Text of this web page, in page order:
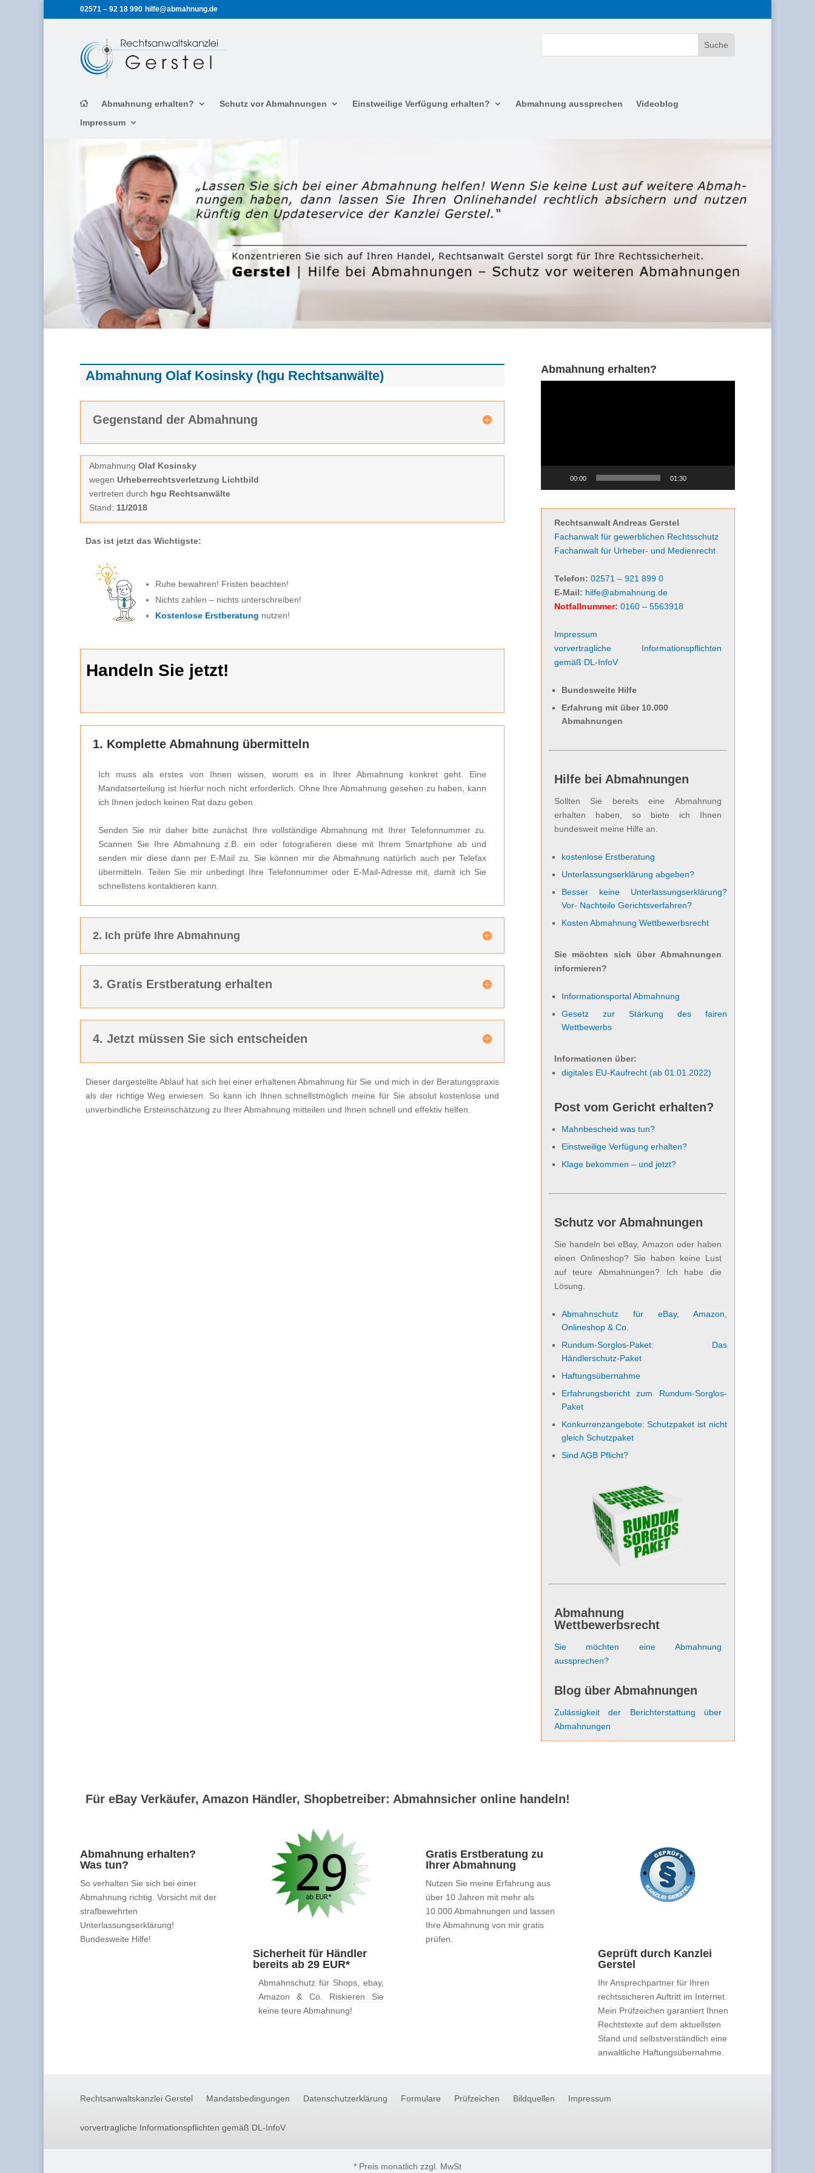
02571 – 92 18 990 hilfe@abmahnung.de
Abmahnung erhalten? Schutz vor Abmahnungen Einstweilige Verfügung erhalten? Abmahnung aussprechen
Videoblog
Impressum
Abmahnung Olaf Kosinsky (hgu Rechtsanwälte)
Gegenstand der Abmahnung
Abmahnung Olaf Kosinsky
wegen Urheberrechtsverletzung Lichtbild
vertreten durch hgu Rechtsanwälte
Stand: 11/2018
Das ist jetzt das Wichtigste:
Ruhe bewahren! Fristen beachten!
Nichts zahlen – nichts unterschreiben!
Kostenlose Erstberatung nutzen!
Handeln Sie jetzt!
1. Komplette Abmahnung übermitteln
Ich muss als erstes von Ihnen wissen, worum es in Ihrer Abmahnung konkret geht. Eine
Mandatserteilung ist hierfür noch nicht erforderlich. Ohne Ihre Abmahnung gesehen zu haben, kann
ich Ihnen jedoch keinen Rat dazu geben.
Senden Sie mir daher bitte zunächst Ihre vollständige Abmahnung mit Ihrer Telefonnummer zu.
Scannen Sie Ihre Abmahnung z.B. ein oder fotografieren diese mit Ihrem Smartphone ab und
senden mir diese dann per E-Mail zu. Sie können mir die Abmahnung natürlich auch per Telefax
übermitteln. Teilen Sie mir unbedingt Ihre Telefonnummer oder E-Mail-Adresse mit, damit ich Sie
schnellstens kontaktieren kann.
2. Ich prüfe Ihre Abmahnung
3. Gratis Erstberatung erhalten
4. Jetzt müssen Sie sich entscheiden
Dieser dargestellte Ablauf hat sich bei einer erhaltenen Abmahnung für Sie und mich in der Beratungspraxis
als der richtige Weg erwiesen. So kann ich Ihnen schnellstmöglich meine für Sie absolut kostenlose und
unverbindliche Ersteinschätzung zu Ihrer Abmahnung mitteilen und Ihnen schnell und effektiv helfen.
Abmahnung erhalten?
00:00 01:30
Rechtsanwalt Andreas Gerstel
Fachanwalt für gewerblichen Rechtsschutz
Fachanwalt für Urheber- und Medienrecht
Telefon: 02571 – 921 899 0
E-Mail: hilfe@abmahnung.de
Notfallnummer: 0160 – 5563918
Impressum
vorvertragliche Informationspflichten
gemäß DL-InfoV
Bundesweite Hilfe
Erfahrung mit über 10.000
Abmahnungen
Hilfe bei Abmahnungen
Sollten Sie bereits eine Abmahnung
erhalten haben, so biete ich Ihnen
bundesweit meine Hilfe an.
kostenlose Erstberatung
Unterlassungserklärung abgeben?
Besser keine Unterlassungserklärung?
Vor- Nachteile Gerichtsverfahren?
Kosten Abmahnung Wettbewerbsrecht
Sie möchten sich über Abmahnungen
informieren?
Informationsportal Abmahnung
Gesetz zur Stärkung des fairen
Wettbewerbs
Informationen über:
digitales EU-Kaufrecht (ab 01.01.2022)
Post vom Gericht erhalten?
Mahnbescheid was tun?
Einstweilige Verfügung erhalten?
Klage bekommen – und jetzt?
Schutz vor Abmahnungen
Sie handeln bei eBay, Amazon oder haben
einen Onlineshop? Sie haben keine Lust
auf teure Abmahnungen? Ich habe die
Lösung.
Abmahnschutz für eBay, Amazon,
Onlineshop & Co.
Rundum-Sorglos-Paket: Das
Händlerschutz-Paket
Haftungsübernahme
Erfahrungsbericht zum Rundum-Sorglos-
Paket
Konkurrenzangebote: Schutzpaket ist nicht
gleich Schutzpaket
Sind AGB Pflicht?
Abmahnung
Wettbewerbsrecht
Sie möchten eine Abmahnung
aussprechen?
Blog über Abmahnungen
Zulässigkeit der Berichterstattung über
Abmahnungen
Für eBay Verkäufer, Amazon Händler, Shopbetreiber: Abmahnsicher online handeln!
Abmahnung erhalten?
Was tun?
So verhalten Sie sich bei einer
Abmahnung richtig. Vorsicht mit der
strafbewehrten
Unterlassungserklärung!
Bundesweite Hilfe!
Sicherheit für Händler
bereits ab 29 EUR*
Abmahnschutz für Shops, ebay,
Amazon & Co. Riskieren Sie
keine teure Abmahnung!
Gratis Erstberatung zu
Ihrer Abmahnung
Nutzen Sie meine Erfahrung aus
über 10 Jahren mit mehr als
10.000 Abmahnungen und lassen
Ihre Abmahnung von mir gratis
prüfen.
Geprüft durch Kanzlei
Gerstel
Ihr Ansprechpartner für Ihren
rechtssicheren Auftritt im Internet.
Mein Prüfzeichen garantiert Ihnen
Rechtstexte auf dem aktuellsten
Stand und selbstverständlich eine
anwaltliche Haftungsübernahme.
Rechtsanwaltskanzlei Gerstel Mandatsbedingungen Datenschutzerklärung Formulare Prüfzeichen Bildquellen Impressum
vorvertragliche Informationspflichten gemäß DL-InfoV
* Preis monatlich zzgl. MwSt